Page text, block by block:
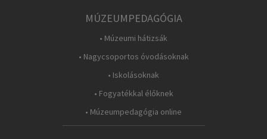
MÚZEUMPEDAGÓGIA
• Múzeumi hátizsák
• Nagycsoportos óvodásoknak
• Iskolásoknak
• Fogyatékkal élőknek
• Múzeumpedagógia online